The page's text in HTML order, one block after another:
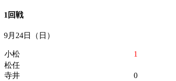
1回戦
9月24日（日）
小松 1
松任
寺井
0